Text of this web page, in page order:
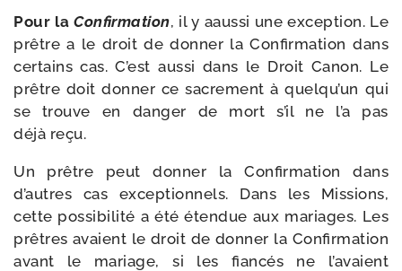
Pour la Confirmation, il y aaus­si une excep­tion. Le
prêtre a le droit de don­ner la Confirmation dans
cer­tains cas. C’est aus­si dans le Droit Canon. Le
prêtre doit don­ner ce sacre­ment à quelqu’un qui
se trouve en dan­ger de mort s’il ne l’a pas
déjà reçu.
Un prêtre peut don­ner la Confirmation dans
d’autres cas excep­tion­nels. Dans les Missions,
cette pos­si­bi­li­té a été éten­due aux mariages. Les
prêtres avaient le droit de don­ner la Confirmation
avant le mariage, si les fian­cés ne l’avaient